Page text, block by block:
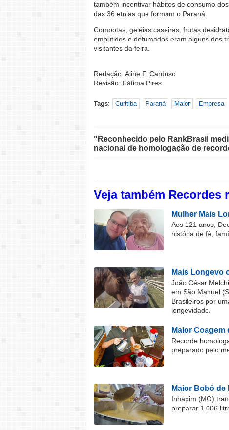
também incentivar hábitos de consumo
das 36 etnias que formam o Paraná.
Compotas, geléias caseiras, frutas
embutidos e defumados eram alguns dos
visitantes da feira.
Redação: Aline F. Cardoso
Revisão: Fátima Pires
Tags: Curitiba Paraná Maior Empresa
"Reconhecido pelo RankBrasil
nacional de homologação de
Veja também Recordes
Mulher Mais
Aos 121 anos,
história de fé,
Mais Longevo
João César
em São Manuel
Brasileiros por
longevidade.
Maior Coagem
Recorde
preparado pelo
Maior Bobó de
Inhapim (MG)
preparar 1.006